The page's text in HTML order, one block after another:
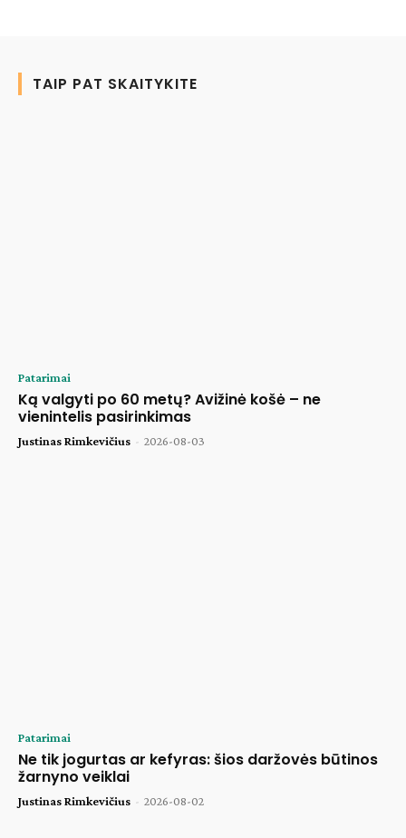
TAIP PAT SKAITYKITE
Patarimai
Ką valgyti po 60 metų? Avižinė košė – ne
vienintelis pasirinkimas
Justinas Rimkevičius - 2026-08-03
Patarimai
Ne tik jogurtas ar kefyras: šios daržovės būtinos
žarnyno veiklai
Justinas Rimkevičius - 2026-08-02